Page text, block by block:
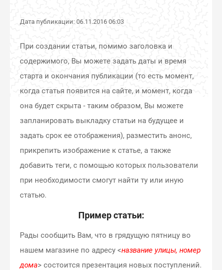
Дата публикации: 06.11.2016 06:03
При создании статьи, помимо заголовка и
содержимого, Вы можете задать даты и время
старта и окончания публикации (то есть момент,
когда статья появится на сайте, и момент, когда
она будет скрыта - таким образом, Вы можете
запланировать выкладку статьи на будущее и
задать срок ее отображения), разместить анонс,
прикрепить изображение к статье, а также
добавить теги, с помощью которых пользователи
при необходимости смогут найти ту или иную
статью.
Пример статьи:
Рады сообщить Вам, что в грядущую пятницу во
нашем магазине по адресу <название улицы, номер
дома> состоится презентация новых поступлений.